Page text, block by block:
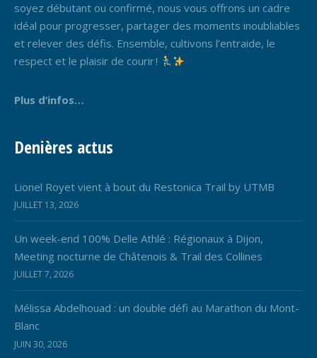
soyez débutant ou confirmé, nous vous offrons un cadre
idéal pour progresser, partager des moments inoubliables
et relever des défis. Ensemble, cultivons l’entraide, le
respect et le plaisir de courir !
Plus d’infos…
Denières actus
Lionel Royet vient à bout du Restonica Trail by UTMB
JUILLET 13, 2026
Un week-end 100% Delle Athlé : Régionaux à Dijon,
Meeting nocturne de Châtenois & Trail des Collines
JUILLET 7, 2026
Mélissa Abdelhouad : un double défi au Marathon du Mont-
Blanc
JUIN 30, 2026